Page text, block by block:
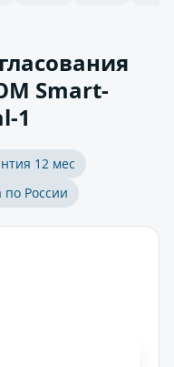
Smart-
1
12 мес
по России